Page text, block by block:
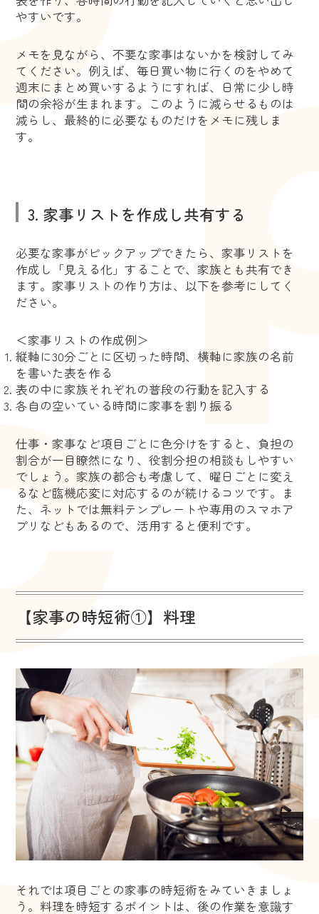
やすいです。
メモを見ながら、不要な家事はないかを検討してみ
てください。例えば、毎日買い物に行くのをやめて
週末にまとめ買いするようにすれば、日常に少し時
間の余裕が生まれます。このように減らせるものは
減らし、最終的に必要なものだけをメモに残しま
す。
3. 家事リストを作成し共有する
必要な家事がピックアップできたら、家事リストを
作成し「見える化」することで、家族とも共有でき
ます。家事リストの作り方は、以下を参考にしてく
ださい。
＜家事リストの作成例＞
縦軸に30分ごとに区切った時間、横軸に家族の名前
を書いた表を作る
表の中に家族それぞれの普段の行動を記入する
各自の空いている時間に家事を割り振る
仕事・家事など項目ごとに色分けをすると、負担の
割合が一目瞭然になり、役割分担の相談もしやすい
でしょう。家族の都合も考慮して、曜日ごとに変え
るなど臨機応変に対応するのが続けるコツです。ま
た、ネットでは無料テンプレートや専用のスマホア
プリなどもあるので、活用すると便利です。
【家事の時短術①】料理
それでは項目ごとの家事の時短術をみていきましょ
う。料理を時短するポイントは、後の作業を意識す